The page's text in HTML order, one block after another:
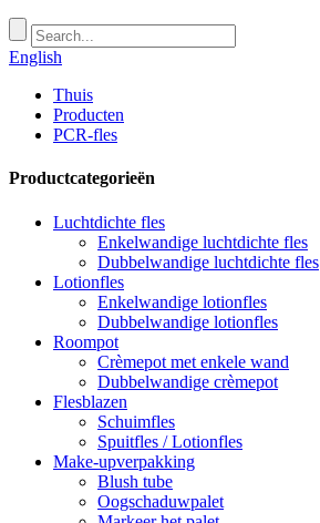
English
Thuis
Producten
PCR-fles
Productcategorieën
Luchtdichte fles
Enkelwandige luchtdichte fles
Dubbelwandige luchtdichte fles
Lotionfles
Enkelwandige lotionfles
Dubbelwandige lotionfles
Roompot
Crèmepot met enkele wand
Dubbelwandige crèmepot
Flesblazen
Schuimfles
Spuitfles / Lotionfles
Make-upverpakking
Blush tube
Oogschaduwpalet